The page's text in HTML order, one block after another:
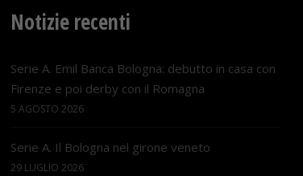
Notizie recenti
Serie A. Emil Banca Bologna: debutto in casa con
Firenze e poi derby con il Romagna
5 AGOSTO 2026
Serie A. Il Bologna nel girone veneto
29 LUGLIO 2026